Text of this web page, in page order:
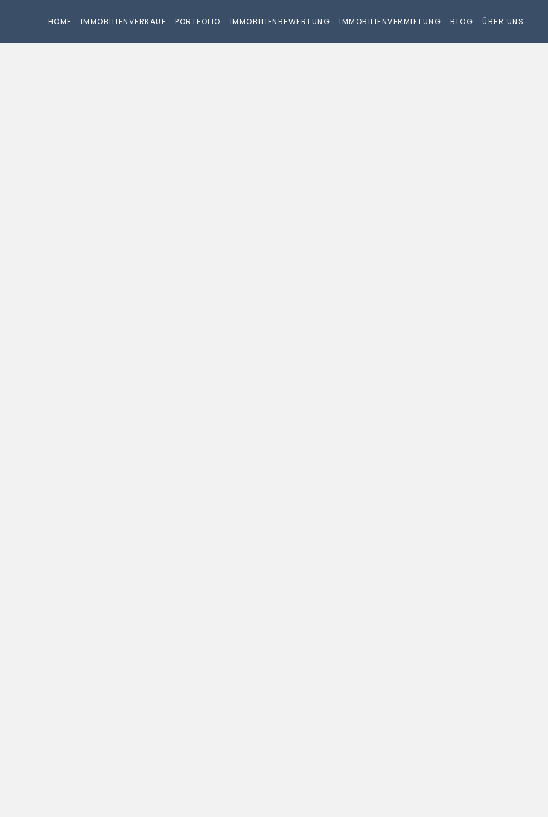
HOME IMMOBILIENVERKAUF PORTFOLIO IMMOBILIENBEWERTUNG IMMOBILIENVERMIETUNG BLOG ÜBER UNS